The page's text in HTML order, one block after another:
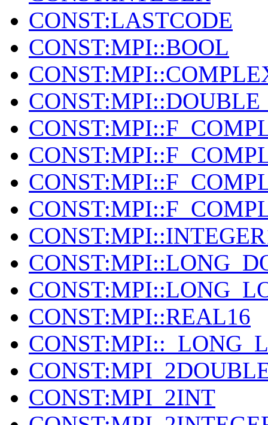
CONST:LASTCODE
CONST:MPI::BOOL
CONST:MPI::REAL16
CONST:MPI_2INT